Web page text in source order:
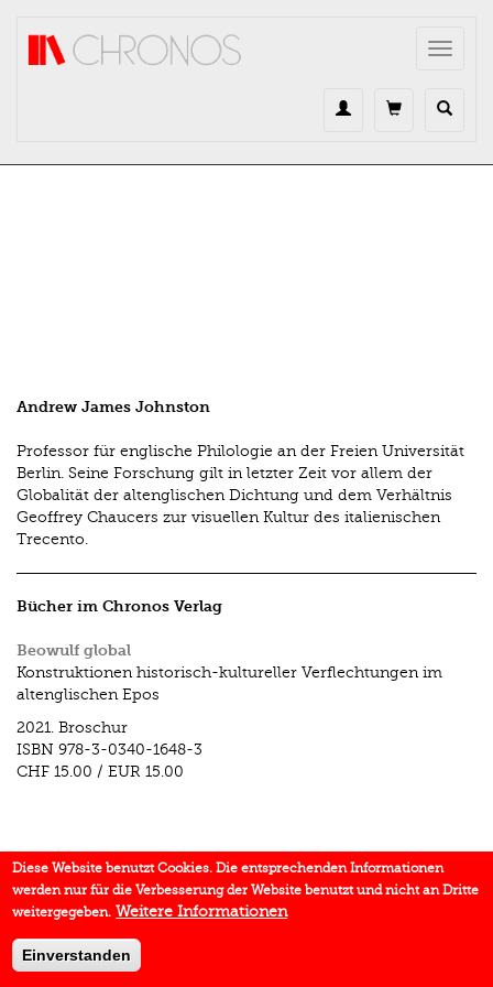
Toggle
Andrew James Johnston
Professor für englische Philologie an der Freien Universität
Berlin. Seine Forschung gilt in letzter Zeit vor allem der
Globalität der altenglischen Dichtung und dem Verhältnis
Geoffrey Chaucers zur visuellen Kultur des italienischen
Trecento.
Bücher im Chronos Verlag
Beowulf global
Konstruktionen historisch-kultureller Verflechtungen im
altenglischen Epos
2021. Broschur
ISBN 978-3-0340-1648-3
CHF 15.00 / EUR 15.00
Diese Website benutzt Cookies. Die entsprechenden Informationen
werden nur für die Verbesserung der Website benutzt und nicht an Dritte
weitergegeben. Weitere Informationen
Einverstanden